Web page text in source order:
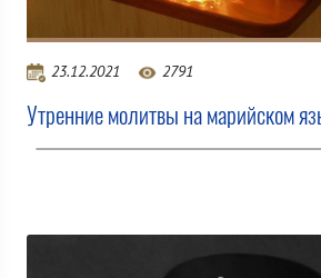
23.12.2021 2791
Утренние молитвы на марийском